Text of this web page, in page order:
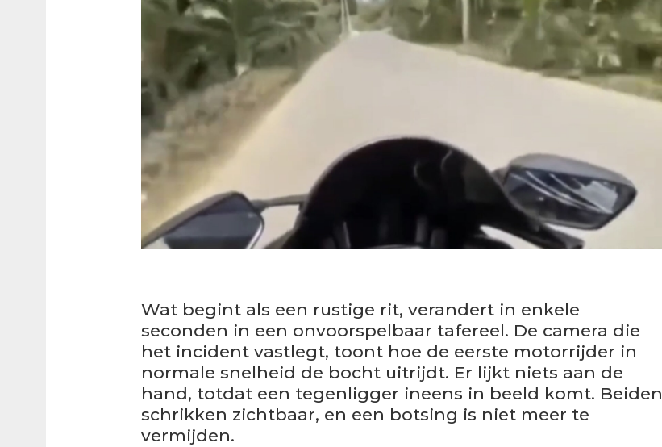
Wat begint als een rustige rit, verandert in enkele
seconden in een onvoorspelbaar tafereel. De camera die
het incident vastlegt, toont hoe de eerste motorrijder in
normale snelheid de bocht uitrijdt. Er lijkt niets aan de
hand, totdat een tegenligger ineens in beeld komt. Beiden
schrikken zichtbaar, en een botsing is niet meer te
vermijden.